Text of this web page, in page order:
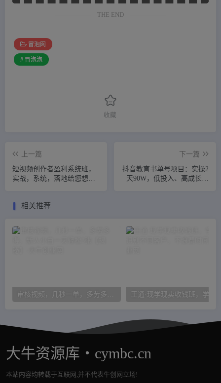
THE END
冒泡网
# 冒泡泡
收藏
上一篇
短视频创作者盈利系统班，
实战，系统，落地给您想要
下一篇
抖音教育书单号项目：实操2
天90W，低投入、高成长、
相关推荐
大牛资源库・cymbc.cn
本站内容均转载于互联网,并不代表牛创网立场!